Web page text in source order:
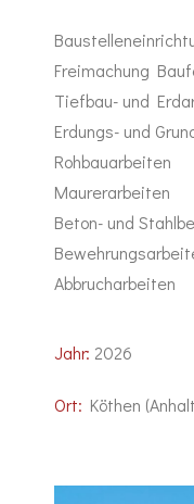
Freimachung
Tiefbau- und
Erdungs- und
Rohbauarbeiten
Maurerarbeiten
Beton- und
Abbrucharbeiten
Jahr: 2026
Ort: Köthen